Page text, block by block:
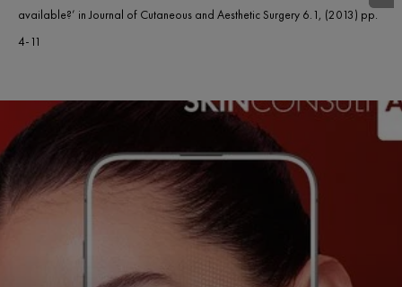
available?’ in Journal of Cutaneous and Aesthetic Surgery 6.1, (2013) pp.
4-11